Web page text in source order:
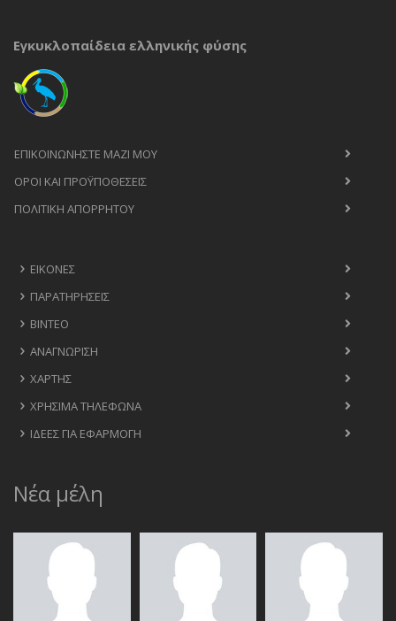
Εγκυκλοπαίδεια ελληνικής φύσης
ΕΠΙΚΟΙΝΩΝΉΣΤΕ ΜΑΖΊ ΜΟΥ
ΟΡΟΙ ΚΑΙ ΠΡΟΫΠΟΘΈΣΕΙΣ
ΠΟΛΙΤΙΚΉ ΑΠΟΡΡΉΤΟΥ
ΕΙΚΌΝΕΣ
ΠΑΡΑΤΗΡΉΣΕΙΣ
ΒΊΝΤΕΟ
ΑΝΑΓΝΏΡΙΣΗ
ΧΆΡΤΗΣ
ΧΡΉΣΙΜΑ ΤΗΛΈΦΩΝΑ
ΙΔΈΕΣ ΓΙΑ ΕΦΑΡΜΟΓΉ
Νέα μέλη